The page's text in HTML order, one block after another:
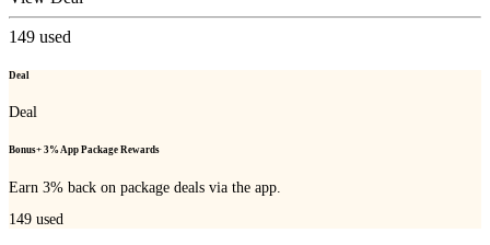
149 used
Deal
Deal
Bonus+ 3% App Package Rewards
Earn 3% back on package deals via the app.
149 used